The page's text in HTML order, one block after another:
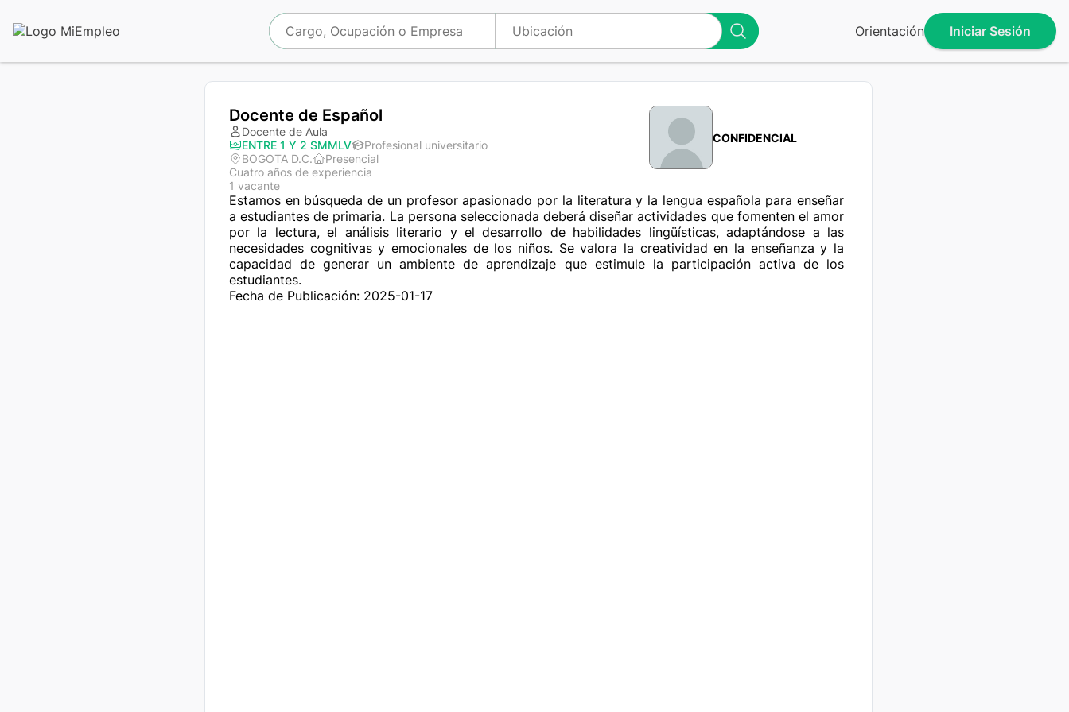
Orientación Iniciar Sesión
Docente de Español
Docente de Aula
ENTRE 1 Y 2 SMMLV
Profesional universitario
BOGOTA D.C.
Presencial
Cuatro años de experiencia
1 vacante
CONFIDENCIAL
Estamos en búsqueda de un profesor apasionado por la literatura y la lengua española para enseñar
a estudiantes de primaria. La persona seleccionada deberá diseñar actividades que fomenten el amor
por la lectura, el análisis literario y el desarrollo de habilidades lingüísticas, adaptándose a las
necesidades cognitivas y emocionales de los niños. Se valora la creatividad en la enseñanza y la
capacidad de generar un ambiente de aprendizaje que estimule la participación activa de los
estudiantes.
Fecha de Publicación: 2025-01-17